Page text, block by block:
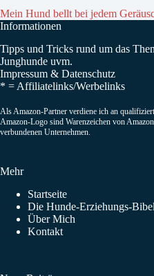
Mein Hund bellt bei jedem
Informationen
Tipps und Tricks rund um das
Junghunde uvm.
Impressum & Datenschutz
* = Affiliatelinks/Werbelinks
Als Amazon-Partner verdiene ich an
Amazon-Logo sind Warenzeichen von
verbundenen Unternehmen.
Mehr
Startseite
Die Hunde-Erziehungs-Bibel
Über Mich
Kontakt